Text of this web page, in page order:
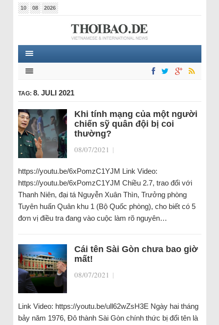
10 08 2026
TAG: 8. JULI 2021
Khi tính mạng của một người
chiến sỹ quân đội bị coi
thường?
08/07/2021 |
https://youtu.be/6xPomzC1YJM Link Video:
https://youtu.be/6xPomzC1YJM Chiều 2.7, trao đổi với
Thanh Niên, đại tá Nguyễn Xuân Thìn, Trưởng phòng
Tuyên huấn Quân khu 1 (Bộ Quốc phòng), cho biết có 5
đơn vị điều tra đang vào cuộc làm rõ nguyên…
Cái tên Sài Gòn chưa bao giờ
mất!
08/07/2021 |
Link Video: https://youtu.be/ull62wZsH3E Ngày hai tháng
bảy năm 1976, Đô thành Sài Gòn chính thức bị đổi tên là